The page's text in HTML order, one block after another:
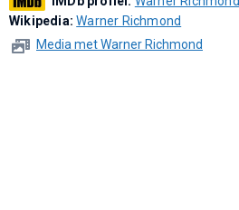
Wikipedia:Warner Richmond
Media met Warner Richmond